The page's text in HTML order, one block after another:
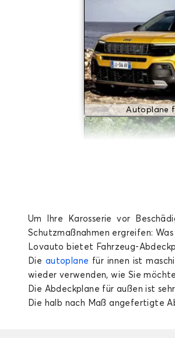
Autoplane
Um Ihre Karosserie vor
Schutzmaßnahmen ergreifen:
Lovauto bietet Fahrzeug-
Die autoplane für innen ist
wieder verwenden, wie Sie
Die Abdeckplane für außen ist
Die halb nach Maß angefertigte